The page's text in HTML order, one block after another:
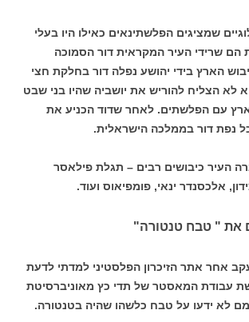
שמציגים הפלשתינאים כאילו היו בעלי
הם שרידי העיר המקראית דור הסמוכה
הארץ בידי יהושע נפלה דור בחלקת חצי
הצליח להוריש את יושביה שהיו בני שבט
עם הפלשתים. לאחר שדוד הכניע את
נפת דור בממלכה הישראלית.
העיר כיבושים רבים – תגלת פילאסר
אלכסנדר ינאי, פומפיאוס ועוד.
את " טבח טנטורה"
אחר אתר הזיכרון הפלסטיני למדתי לדעת
עבודת המאסטר של תדי כץ מאוניברסיטת
לא ידעו על טבח כלשהו שהיה בטנטורה.